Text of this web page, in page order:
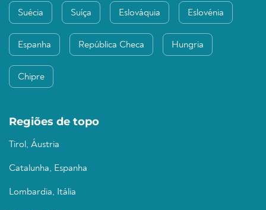
Suécia Suíça Eslováquia Eslovénia
Espanha República Checa Hungria
Chipre
Regiões de topo
Tirol, Áustria
Catalunha, Espanha
Lombardia, Itália